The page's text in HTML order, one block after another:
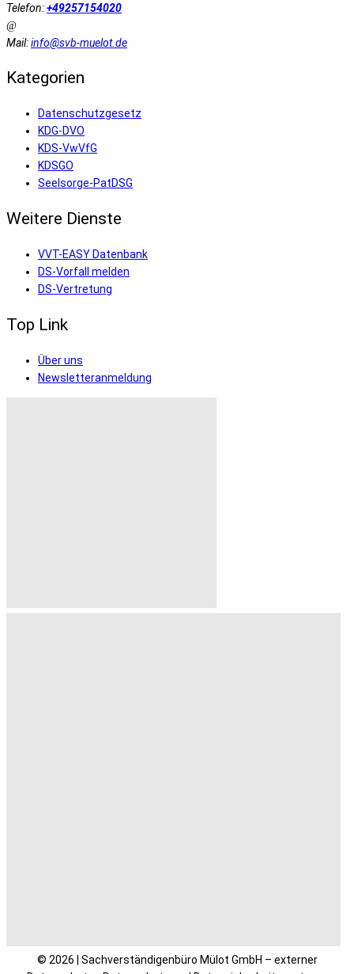
Telefon:+49257154020
Mail:info@svb-muelot.de
Kategorien
Datenschutzgesetz
KDG-DVO
KDS-VwVfG
KDSGO
Seelsorge-PatDSG
Weitere Dienste
VVT-EASY Datenbank
DS-Vorfall melden
DS-Vertretung
Top Link
Über uns
Newsletteranmeldung
© 2026 | Sachverständigenbüro Mülot GmbH – externer